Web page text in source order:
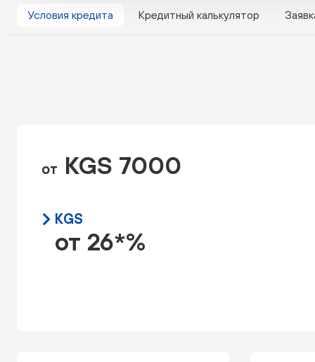
Условия кредита Кредитный калькулятор
от KGS 7000
KGS
от 26*%